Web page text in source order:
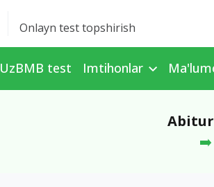
Onlayn test topshirish
UzBMB test Imtihonlar
➡️